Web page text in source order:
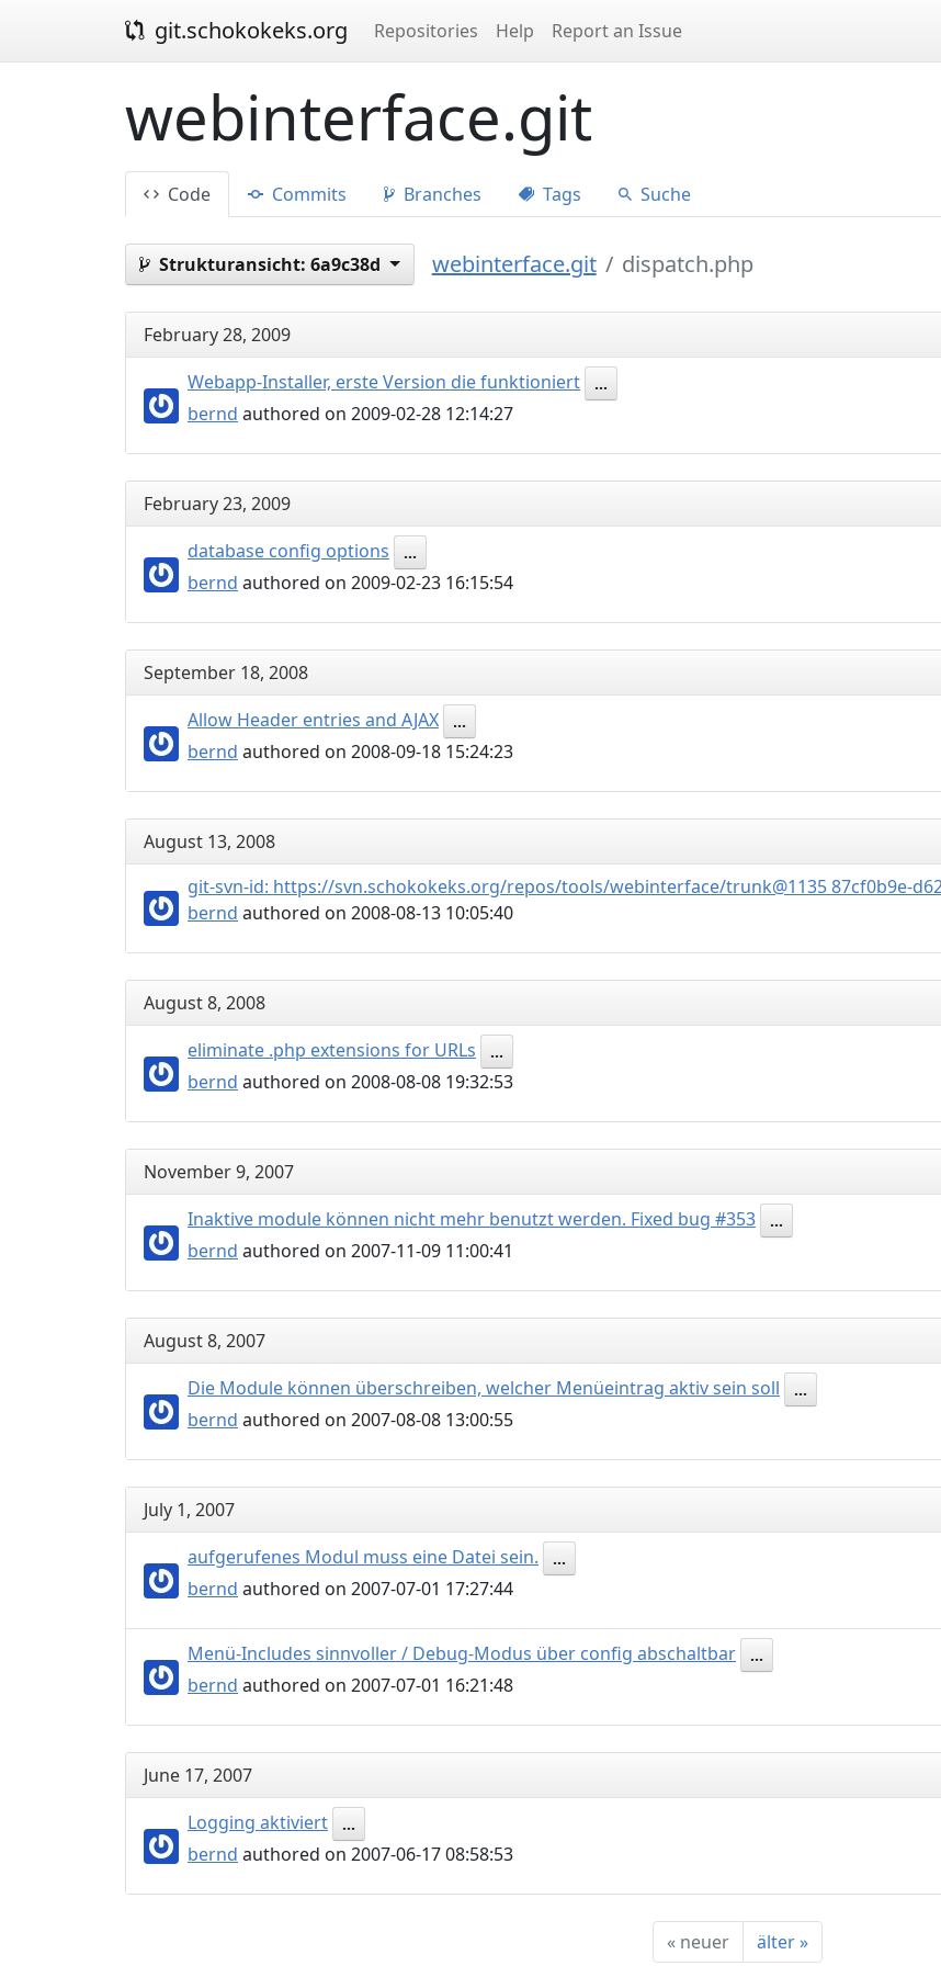
git.schokokeks.org Repositories Help Report an Issue
webinterface.git
Code Commits Branches Tags Suche
Strukturansicht: 6a9c38d webinterface.git dispatch.php
February 28, 2009
Webapp-Installer, erste Version die funktioniert
...
bernd authored on 2009-02-28 12:14:27
February 23, 2009
database config options
...
bernd authored on 2009-02-23 16:15:54
September 18, 2008
Allow Header entries and AJAX
...
bernd authored on 2008-09-18 15:24:23
August 13, 2008
git-svn-id: https://svn.schokokeks.org/repos/tools/webinterface/trunk@1135 87cf0b9e-
bernd authored on 2008-08-13 10:05:40
August 8, 2008
eliminate .php extensions for URLs
...
bernd authored on 2008-08-08 19:32:53
November 9, 2007
Inaktive module können nicht mehr benutzt werden. Fixed bug #353
...
bernd authored on 2007-11-09 11:00:41
August 8, 2007
Die Module können überschreiben, welcher Menüeintrag aktiv sein soll
...
bernd authored on 2007-08-08 13:00:55
July 1, 2007
aufgerufenes Modul muss eine Datei sein.
...
bernd authored on 2007-07-01 17:27:44
Menü-Includes sinnvoller / Debug-Modus über config abschaltbar ...
bernd authored on 2007-07-01 16:21:48
June 17, 2007
Logging aktiviert
...
bernd authored on 2007-06-17 08:58:53
« neuer älter »